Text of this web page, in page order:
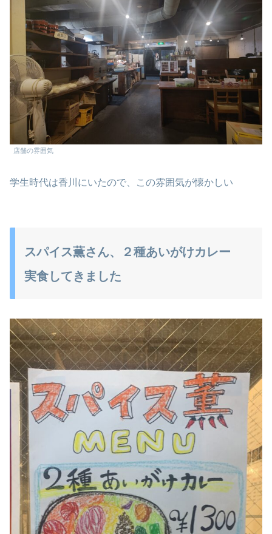
店舗の雰囲気
学生時代は香川にいたので、この雰囲気が懐かしい
スパイス薫さん、２種あいがけカレー
実食してきました